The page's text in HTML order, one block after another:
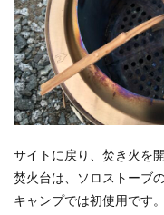
サイトに戻り、焚き火を
焚火台は、ソロストーブ
キャンプでは初使用です。